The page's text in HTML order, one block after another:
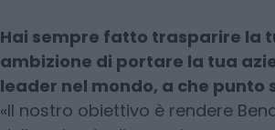
Hai sempre fatto trasparire la
ambizione di portare la tua
leader nel mondo, a che punto
«Il nostro obiettivo è rendere